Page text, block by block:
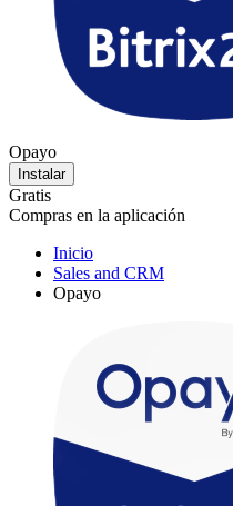
Opayo
Instalar
Gratis
Compras en la aplicación
Inicio
Sales and CRM
Opayo